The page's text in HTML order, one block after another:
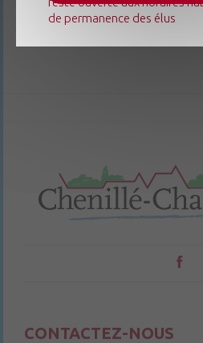
CONTACTEZ-NOUS
de permanence des élus